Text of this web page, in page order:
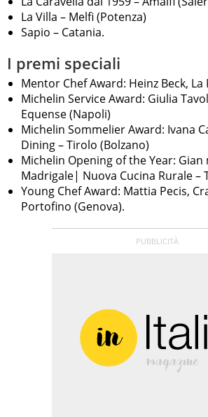
La Villa – Melfi (Potenza)
Sapio – Catania.
I premi speciali
Mentor Chef Award: Heinz Beck, La
Michelin Service Award: Giulia
Equense (Napoli)
Michelin Sommelier Award: Ivana
Dining – Tirolo (Bolzano)
Michelin Opening of the Year: Gian
Madrigale| Nuova Cucina Rurale –
Young Chef Award: Mattia Pecis,
Portofino (Genova).